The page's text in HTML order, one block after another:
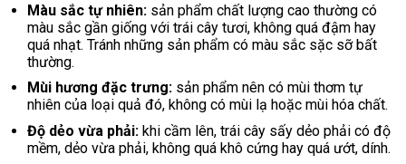
Màu sắc tự nhiên: sản phẩm chất lượng cao thường có
màu sắc gần giống với trái cây tươi, không quá đậm hay
quá nhạt. Tránh những sản phẩm có màu sắc sặc sỡ bất
thường.
Mùi hương đặc trưng: sản phẩm nên có mùi thơm tự
nhiên của loại quả đó, không có mùi lạ hoặc mùi hóa chất.
Độ dẻo vừa phải: khi cầm lên, trái cây sấy dẻo phải có độ
mềm, dẻo vừa phải, không quá khô cứng hay quá ướt, dính.